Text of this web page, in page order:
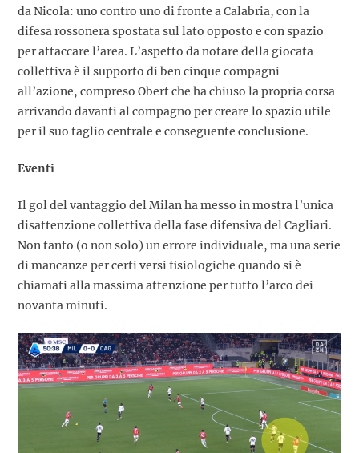
da Nicola: uno contro uno di fronte a Calabria, con la
difesa rossonera spostata sul lato opposto e con spazio
per attaccare l’area. L’aspetto da notare della giocata
collettiva è il supporto di ben cinque compagni
all’azione, compreso Obert che ha chiuso la propria corsa
arrivando davanti al compagno per creare lo spazio utile
per il suo taglio centrale e conseguente conclusione.
Eventi
Il gol del vantaggio del Milan ha messo in mostra l’unica
disattenzione collettiva della fase difensiva del Cagliari.
Non tanto (o non solo) un errore individuale, ma una serie
di mancanze per certi versi fisiologiche quando si è
chiamati alla massima attenzione per tutto l’arco dei
novanta minuti.